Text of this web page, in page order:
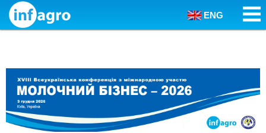
Skip to content
ENG